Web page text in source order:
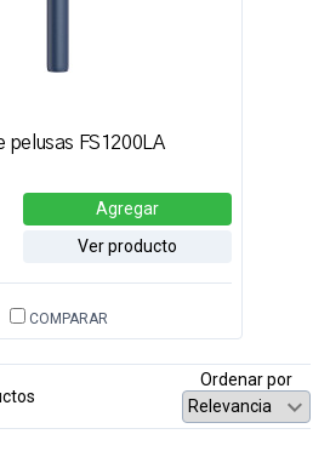
pelusas FS1200LA
Agregar
Ver producto
COMPARAR
Ordenar por